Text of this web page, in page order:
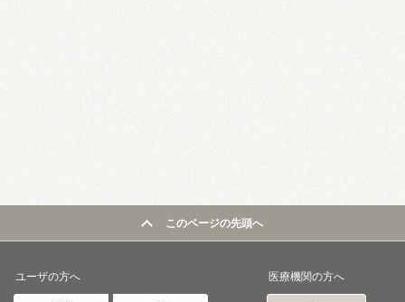
このページの先頭へ
ユーザの方へ 医療機関の方へ